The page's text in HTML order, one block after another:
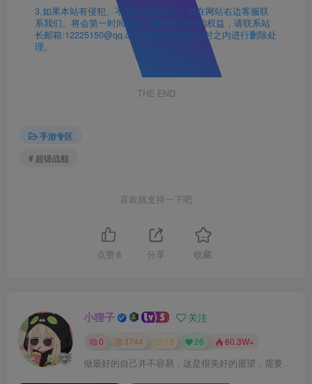
3.如果本站有侵犯、不妥之处的资源，请在网站右边客服联
系我们。将会第一时间解决！若侵犯到您的权益，请联系站
长邮箱:12225150@qq.com 我们会在24h小时之内进行删除处
理。
THE END
手游专区
# 超级战舰
喜欢就支持一下吧
点赞 8 分享 收藏
小狸子 关注
0 3744 13 26 60.3W+